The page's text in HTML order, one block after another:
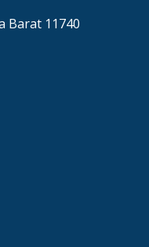
Barat 11740